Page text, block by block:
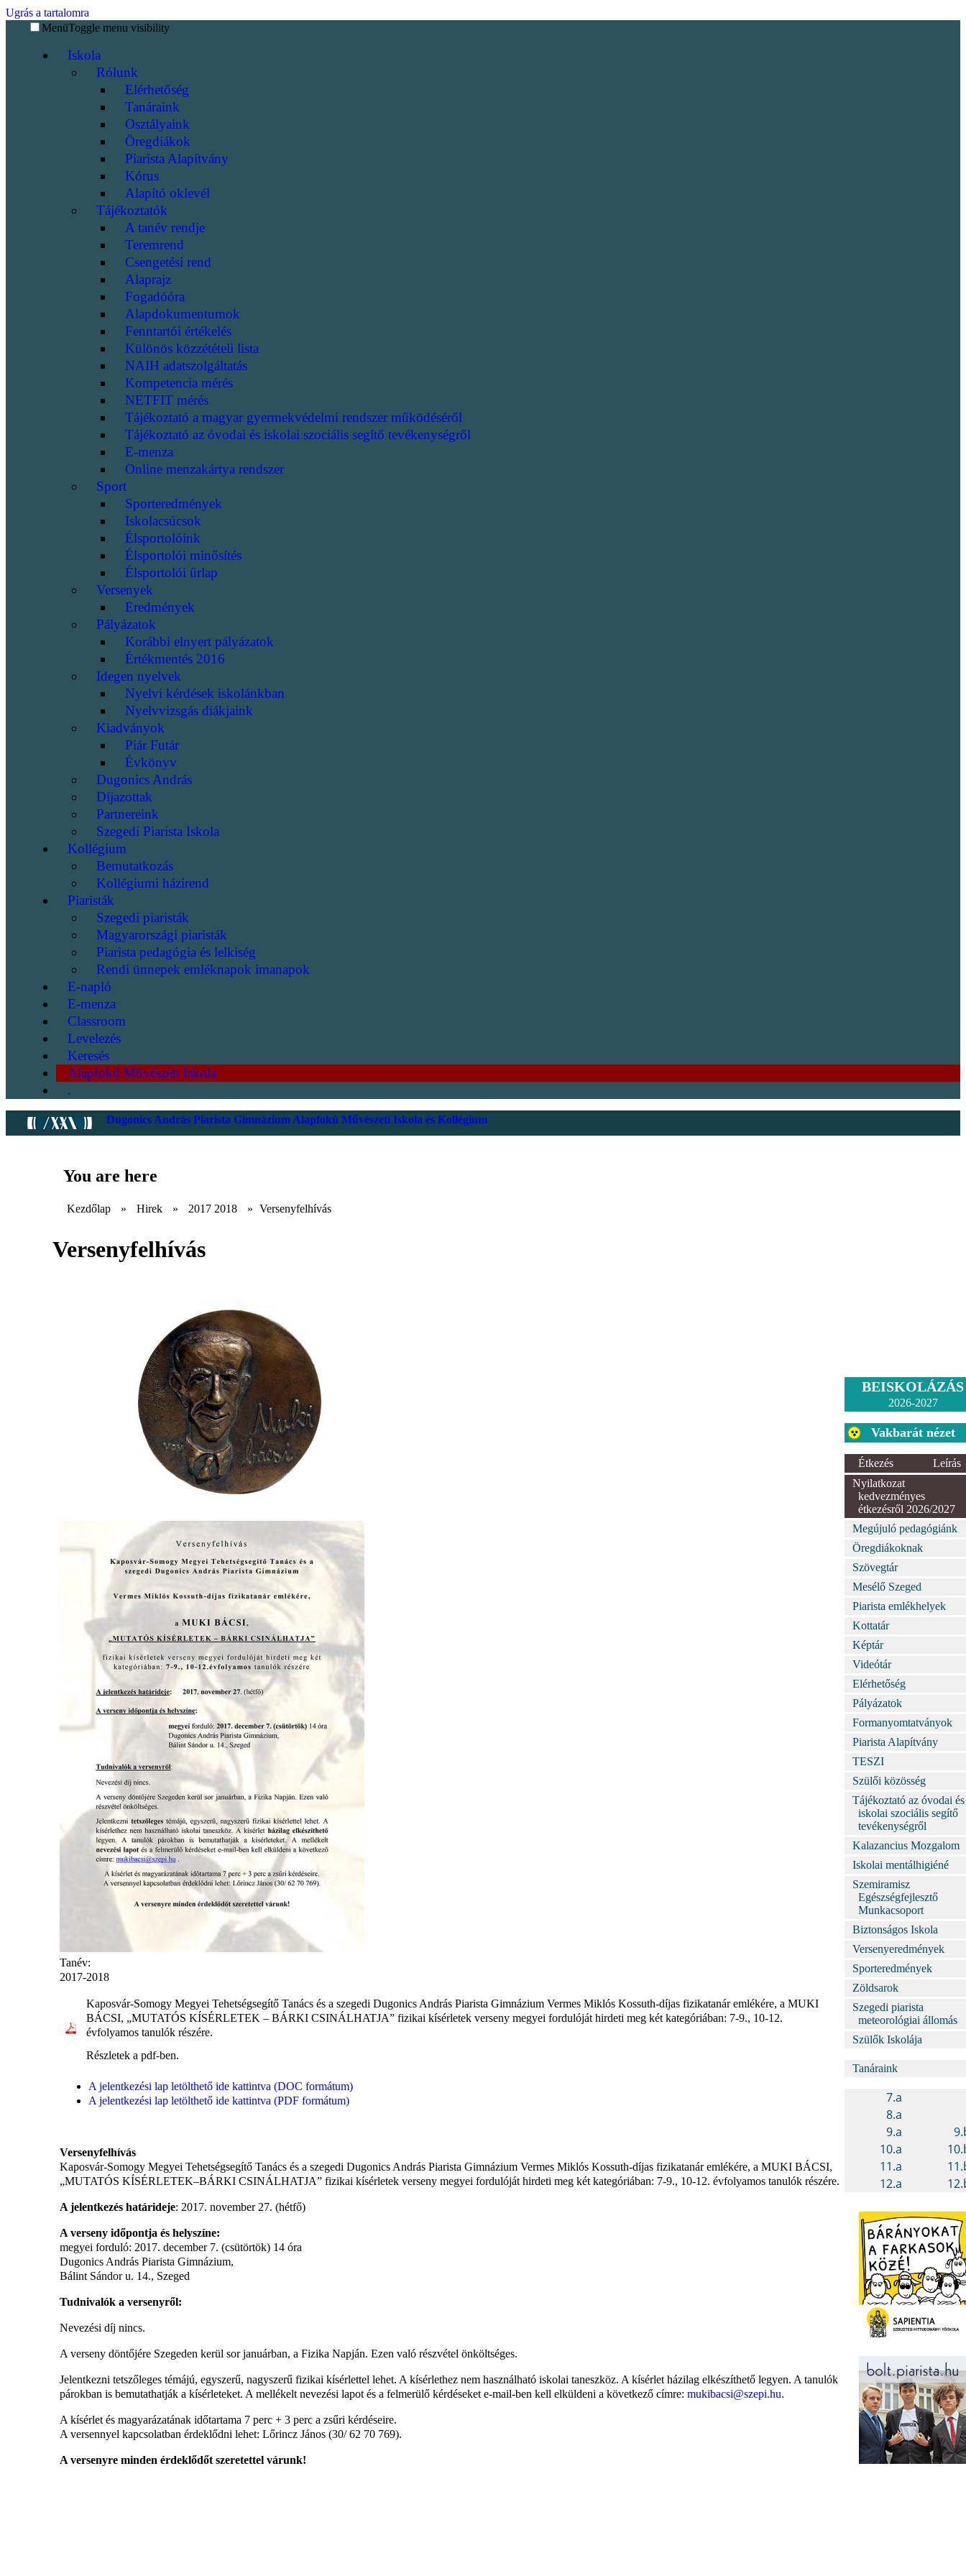
Ugrás a tartalomra
MenüToggle menu visibility
Iskola
Rólunk
Elérhetőség
Tanáraink
Osztályaink
Öregdiákok
Piarista Alapítvány
Kórus
Alapító oklevél
Tájékoztatók
A tanév rendje
Teremrend
Csengetési rend
Alaprajz
Fogadóóra
Alapdokumentumok
Fenntartói értékelés
Különös közzétételi lista
NAIH adatszolgáltatás
Kompetencia mérés
NETFIT mérés
Tájékoztató a magyar gyermekvédelmi rendszer működéséről
Tájékoztató az óvodai és iskolai szociális segítő tevékenységről
E-menza
Online menzakártya rendszer
Sport
Sporteredmények
Iskolacsúcsok
Élsportolóink
Élsportolói minősítés
Élsportolói űrlap
Versenyek
Eredmények
Pályázatok
Korábbi elnyert pályázatok
Értékmentés 2016
Idegen nyelvek
Nyelvi kérdések iskolánkban
Nyelvvizsgás diákjaink
Kiadványok
Piár Futár
Évkönyv
Dugonics András
Díjazottak
Partnereink
Szegedi Piarista Iskola
Kollégium
Bemutatkozás
Kollégiumi házirend
Piaristák
Szegedi piaristák
Magyarországi piaristák
Piarista pedagógia és lelkiség
Rendi ünnepek emléknapok imanapok
E-napló
E-menza
Classroom
Levelezés
Keresés
Alapfokú Művészeti Iskola
.
Dugonics András Piarista Gimnázium Alapfokú Művészeti Iskola és Kollégium
You are here
Kezdőlap » Hirek » 2017 2018 » Versenyfelhívás
Versenyfelhívás
Tanév:
2017-2018
Kaposvár-Somogy Megyei Tehetségsegítő Tanács és a szegedi Dugonics András Piarista Gimnázium Vermes Miklós Kossuth-díjas fizikatanár emlékére, a MUKI
BÁCSI, „MUTATÓS KÍSÉRLETEK – BÁRKI CSINÁLHATJA” fizikai kísérletek verseny megyei fordulóját hirdeti meg két kategóriában: 7-9., 10-12.
évfolyamos tanulók részére.
Részletek a pdf-ben.
A jelentkezési lap letölthető ide kattintva (DOC formátum)
A jelentkezési lap letölthető ide kattintva (PDF formátum)
Versenyfelhívás
Kaposvár-Somogy Megyei Tehetségsegítő Tanács és a szegedi Dugonics András Piarista Gimnázium Vermes Miklós Kossuth-díjas fizikatanár emlékére, a MUKI BÁCSI,
„MUTATÓS KÍSÉRLETEK–BÁRKI CSINÁLHATJA” fizikai kísérletek verseny megyei fordulóját hirdeti meg két kategóriában: 7-9., 10-12. évfolyamos tanulók részére.
A jelentkezés határideje: 2017. november 27. (hétfő)
A verseny időpontja és helyszíne:
megyei forduló: 2017. december 7. (csütörtök) 14 óra
Dugonics András Piarista Gimnázium,
Bálint Sándor u. 14., Szeged
Tudnivalók a versenyről:
Nevezési díj nincs.
A verseny döntőjére Szegeden kerül sor januárban, a Fizika Napján. Ezen való részvétel önköltséges.
Jelentkezni tetszőleges témájú, egyszerű, nagyszerű fizikai kísérlettel lehet. A kísérlethez nem használható iskolai taneszköz. A kísérlet házilag elkészíthető legyen. A tanulók
párokban is bemutathatják a kísérleteket. A mellékelt nevezési lapot és a felmerülő kérdéseket e-mail-ben kell elküldeni a következő címre: mukibacsi@szepi.hu.
A kísérlet és magyarázatának időtartama 7 perc + 3 perc a zsűri kérdéseire.
A versennyel kapcsolatban érdeklődni lehet: Lőrincz János (30/ 62 70 769).
A versenyre minden érdeklődőt szeretettel várunk!
BEISKOLÁZÁS
2026-2027
Vakbarát nézet
Étkezés
Leírás
Nyilatkozat
kedvezményes
étkezésről 2026/2027
Megújuló pedagógiánk
Öregdiákoknak
Szövegtár
Mesélő Szeged
Piarista emlékhelyek
Kottatár
Képtár
Videótár
Elérhetőség
Pályázatok
Formanyomtatványok
Piarista Alapítvány
TESZI
Szülői közösség
Tájékoztató az óvodai és
iskolai szociális segítő
tevékenységről
Kalazancius Mozgalom
Iskolai mentálhigiéné
Szemiramisz
Egészségfejlesztő
Munkacsoport
Biztonságos Iskola
Versenyeredmények
Sporteredmények
Zöldsarok
Szegedi piarista
meteorológiai állomás
Szülők Iskolája
Tanáraink